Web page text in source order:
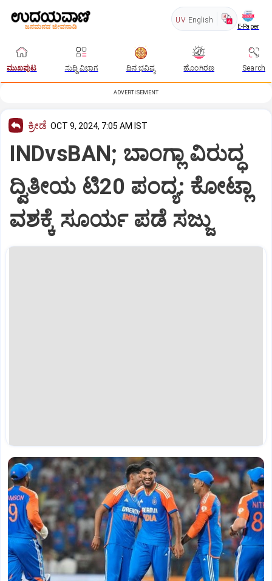
UV English
E-Paper
ಮುಖಪುಟ ಸುದ್ದಿ ವಿಭಾಗ ದಿನ ಭವಿಷ್ಯ ಹೊಂಗಿರಣ Search
ADVERTISEMENT
ಕ್ರೀಡೆ OCT 9, 2024, 7:05 AM IST
INDvsBAN; ಬಾಂಗ್ಲಾ ವಿರುದ್ಧ
ದ್ವಿತೀಯ ಟಿ20 ಪಂದ್ಯ: ಕೋಟ್ಲಾ
ವಶಕ್ಕೆ ಸೂರ್ಯ ಪಡೆ ಸಜ್ಜು